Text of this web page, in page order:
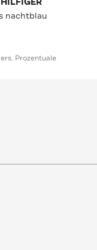
nachtblau
Prozentuale